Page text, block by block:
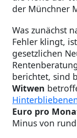
der Münchner
Was zunächst
Fehler klingt,
gesetzlichen
berichtet, sind
Witwen
Euro pro
Minus von rund